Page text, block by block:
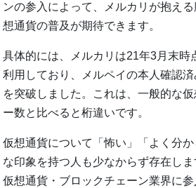
ンの参入によって、メルカリが抱え
想通貨の普及が期待できます。
具体的には、メルカリは21年3月末時
利用しており、メルペイの本人確認
を突破しました。これは、一般的な
ー数と比べると桁違いです。
仮想通貨について「怖い」「よく分
な印象を持つ人も少なからず存在し
仮想通貨・ブロックチェーン業界に